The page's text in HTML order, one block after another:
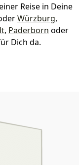
Reise in Deine
Würzburg,
, Paderborn oder
Dich da.